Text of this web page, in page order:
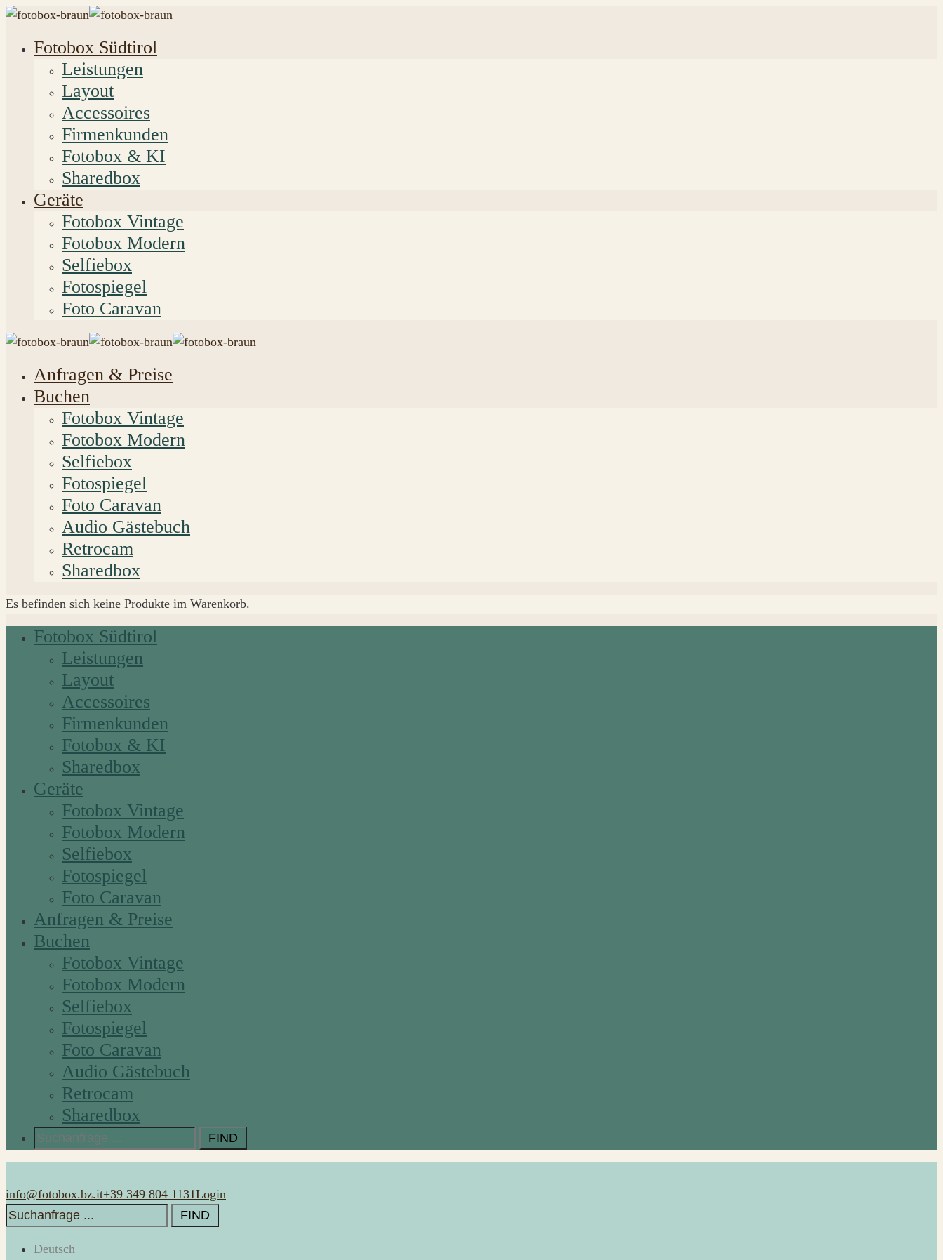
Fotobox Südtirol
Leistungen
Layout
Accessoires
Firmenkunden
Fotobox & KI
Sharedbox
Geräte
Fotobox Vintage
Fotobox Modern
Selfiebox
Fotospiegel
Foto Caravan
Anfragen & Preise
Buchen
Fotobox Vintage
Fotobox Modern
Selfiebox
Fotospiegel
Foto Caravan
Audio Gästebuch
Retrocam
Sharedbox
Es befinden sich keine Produkte im Warenkorb.
Fotobox Südtirol
Leistungen
Layout
Accessoires
Firmenkunden
Fotobox & KI
Sharedbox
Geräte
Fotobox Vintage
Fotobox Modern
Selfiebox
Fotospiegel
Foto Caravan
Anfragen & Preise
Buchen
Fotobox Vintage
Fotobox Modern
Selfiebox
Fotospiegel
Foto Caravan
Audio Gästebuch
Retrocam
Sharedbox
Search
for:
info@fotobox.bz.it+39 349 804 1131Login
Search
for:
Deutsch